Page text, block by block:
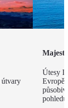
útvary
Útesy
Evropě,